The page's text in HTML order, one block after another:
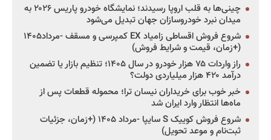
چینی‌ها به قلب اروپا رسیدند؛ نمایشگاه خودرو پاریس ۲۰۲۶ به
میدان نبرد خودروسازان جهان تبدیل می‌شود
شروع فروش اقساطی زامیاد EX کمپرسی و مسقف -مرداد۱۴۰۵
(+زمان، قیمت و شرایط فروش)
راز واردات ۷۵ هزار خودرو در سال ۱۴۰۵؛ تنظیم بازار یا تضمین
درآمد ۴۲۰ هزار میلیاردی دولت؟
خبر خوب برای خریداران نیسان ترا؛ محموله قطعات پس از
ماه‌ها انتظار وارد ایران شد
شروع فروش کوییک S سایپا -مرداد ۱۴۰۵ (+زمان، جزئیات
ثبت‌نام و موعد تحویل)